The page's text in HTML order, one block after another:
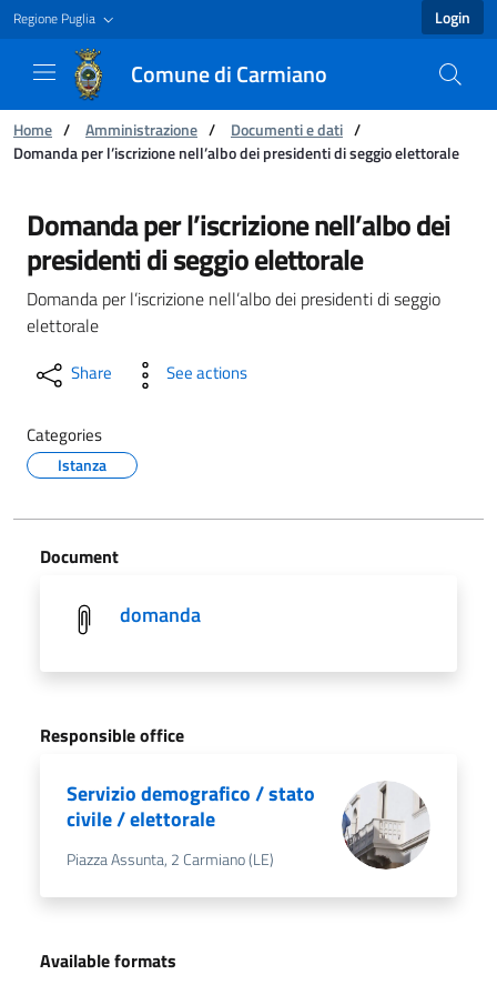
Regione Puglia Login
Comune di Carmiano
You are:
Home / Amministrazione / Documenti e dati /
Domanda per l’iscrizione nell’albo dei presidenti di seggio elettorale
Domanda per l’iscrizione nell’albo dei
Domanda per l’iscrizione nell’albo dei
presidenti di seggio elettorale
Domanda per l’iscrizione nell’albo dei presidenti di seggio
elettorale
Share See actions
Categories
Istanza
Document
domanda
Responsible office
Servizio demografico / stato
civile / elettorale
Piazza Assunta, 2 Carmiano (LE)
Available formats